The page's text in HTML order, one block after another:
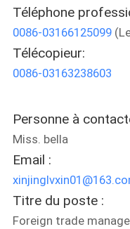
VISITE
D'USINE
DE
QUALITÉ
CONTACTEZ-
NOUS
Téléphone
0086-03166125099
Télécopieur:
0086-03163238603
Personne à
Miss. bella
Email :
Titre du poste :
Foreign trade